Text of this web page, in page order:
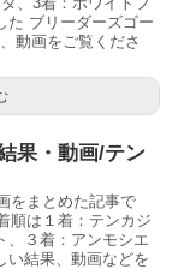
た ブリーダーズゴー
動画をご覧くださ
果・動画/テン
をまとめた記事で
順は１着：テンカジ
、３着：アンモシエ
い結果、動画などを